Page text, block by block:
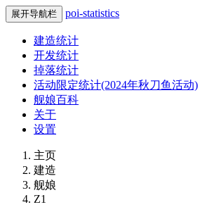
展开导航栏 poi-statistics
建造统计
开发统计
掉落统计
活动限定统计(2024年秋刀鱼活动)
舰娘百科
关于
设置
主页
建造
舰娘
Z1